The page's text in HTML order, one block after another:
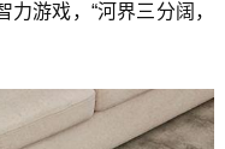
游戏，“河界三分阔，